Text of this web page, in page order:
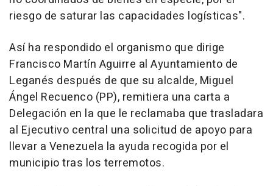
riesgo de saturar las capacidades logísticas".
Así ha respondido el organismo que dirige
Francisco Martín Aguirre al Ayuntamiento de
Leganés después de que su alcalde, Miguel
Ángel Recuenco (PP), remitiera una carta a
Delegación en la que le reclamaba que trasladara
al Ejecutivo central una solicitud de apoyo para
llevar a Venezuela la ayuda recogida por el
municipio tras los terremotos.